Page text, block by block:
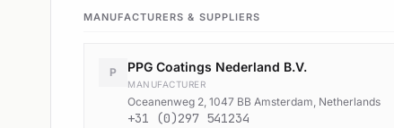
MANUFACTURERS & SUPPLIERS
P PPG Coatings Nederland B.V.
MANUFACTURER
Oceanenweg 2, 1047 BB Amsterdam, Netherlands
+31 (0)297 541234